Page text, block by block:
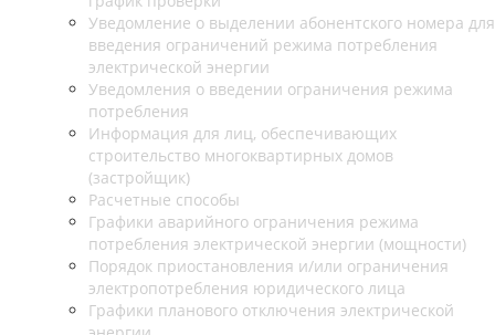
Уведомление о выделении абонентского номера для
введения ограничений режима потребления
электрической энергии
Уведомления о введении ограничения режима
потребления
Информация для лиц, обеспечивающих
строительство многоквартирных домов
(застройщик)
Расчетные способы
Графики аварийного ограничения режима
потребления электрической энергии (мощности)
Порядок приостановления и/или ограничения
электропотребления юридического лица
Графики планового отключения электрической